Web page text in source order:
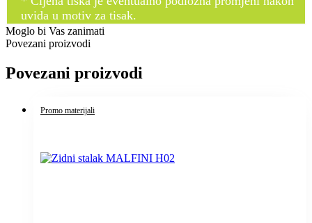
uvida u motiv za tisak.
Moglo bi Vas zanimati
Povezani proizvodi
Povezani proizvodi
Promo materijali